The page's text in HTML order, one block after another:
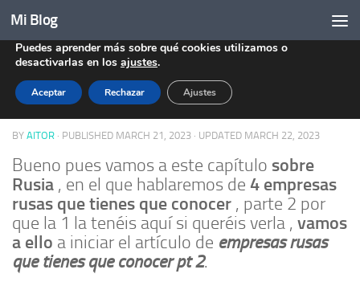
Skip to content
Mi Blog
ECONOMÍA/MACROECONOMÍA
Empresas rusas que tienes que conocer pt 2
BY AITOR · PUBLISHED MARCH 21, 2023 · UPDATED MARCH 22, 2023
Bueno pues vamos a este capítulo sobre
Rusia , en el que hablaremos de 4 empresas
rusas que tienes que conocer , parte 2 por
que la 1 la tenéis aquí si queréis verla , vamos
a ello a iniciar el artículo de empresas rusas
que tienes que conocer pt 2.
Utilizamos cookies (Analíticas) para ofrecerte la mejor
experiencia en nuestra web.
Puedes aprender más sobre qué cookies utilizamos o
desactivarlas en los ajustes.
Aceptar Rechazar Ajustes